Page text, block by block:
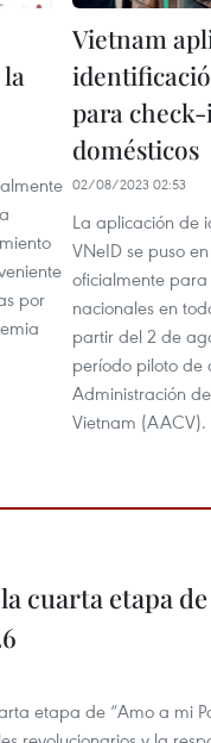
por
Vietnam
para
domésticos
02/08/2023 02:53
La aplicación de
VNeID se puso
oficialmente para
nacionales en
partir del 2 de
período piloto de
Administración
Vietnam (AACV).
cuarta etapa
etapa de “Amo a mi